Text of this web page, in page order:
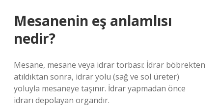
Mesanenin eş anlamlısı
nedir?
Mesane, mesane veya idrar torbası: İdrar böbrekten
atıldıktan sonra, idrar yolu (sağ ve sol üreter)
yoluyla mesaneye taşınır. İdrar yapmadan önce
idrarı depolayan organdır.